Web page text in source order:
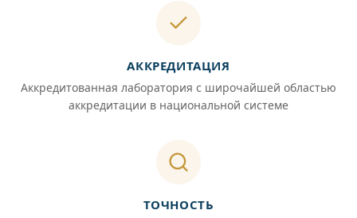
АККРЕДИТАЦИЯ
Аккредитованная лаборатория с широчайшей областью
аккредитации в национальной системе
ТОЧНОСТЬ